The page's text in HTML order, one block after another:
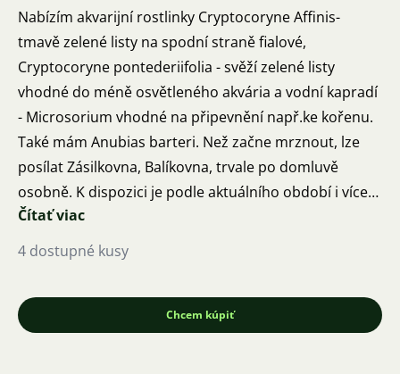
Nabízím akvarijní rostlinky Cryptocoryne Affinis-
tmavě zelené listy na spodní straně fialové,
Cryptocoryne pontederiifolia - svěží zelené listy
vhodné do méně osvětleného akvária a vodní kapradí
- Microsorium vhodné na připevnění např.ke kořenu.
Také mám Anubias barteri. Než začne mrznout, lze
posílat Zásilkovna, Balíkovna, trvale po domluvě
osobně. K dispozici je podle aktuálního období i více
kusů rostlinek. Rostlinky jsou zdravé, čisté, bez řas. Při
odběru většího množství Affinis je možná dohoda o
Čítať viac
4 dostupné kusy
Chcem kúpiť